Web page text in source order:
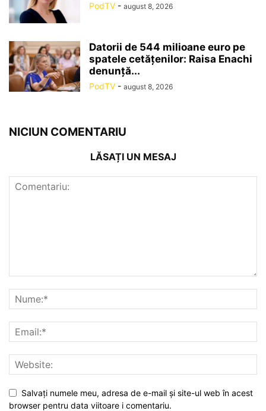
PodTV - august 8, 2026
Datorii de 544 milioane euro pe
spatele cetățenilor: Raisa Enachi
denunță...
PodTV - august 8, 2026
NICIUN COMENTARIU
LĂSAȚI UN MESAJ
Salvați numele meu, adresa de e-mail și site-ul web în acest
browser pentru data viitoare i comentariu.